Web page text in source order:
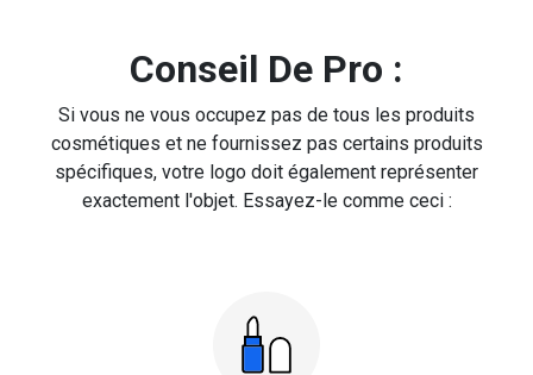
Conseil De Pro :
Si vous ne vous occupez pas de tous les produits
cosmétiques et ne fournissez pas certains produits
spécifiques, votre logo doit également représenter
exactement l'objet. Essayez-le comme ceci :